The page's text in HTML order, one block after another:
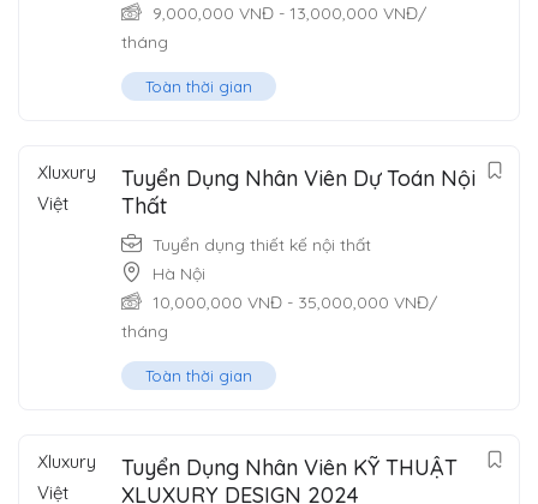
9,000,000 VNĐ - 13,000,000 VNĐ/
tháng
Toàn thời gian
Tuyển Dụng Nhân Viên Dự Toán Nội
Thất
Tuyển dụng thiết kế nội thất
Hà Nội
10,000,000 VNĐ - 35,000,000 VNĐ/
tháng
Toàn thời gian
Tuyển Dụng Nhân Viên KỸ THUẬT
XLUXURY DESIGN 2024